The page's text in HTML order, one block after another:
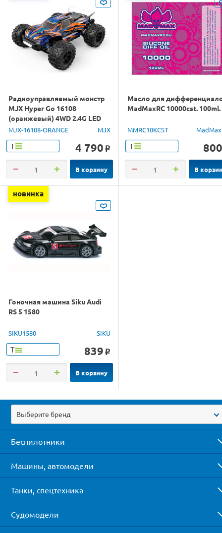
Радиоуправляемый монстр
MJX Hyper Go 16108
(оранжевый) 4WD 2.4G LED
1/16 RTR
MJX-16108-ORANGE MJX
Т 4 790 o
В корзину
Масло для
MadMaxRC 10000cst. 100ml.
MMRC10KCST
Т 800
В
новинка
Гоночная машина Siku Audi
RS 5 1580
SIKU1580 SIKU
Т 839 o
В корзину
Выберите бренд
Беспилотники
Машины, автомодели
Танки, спецтехника
Судомодели